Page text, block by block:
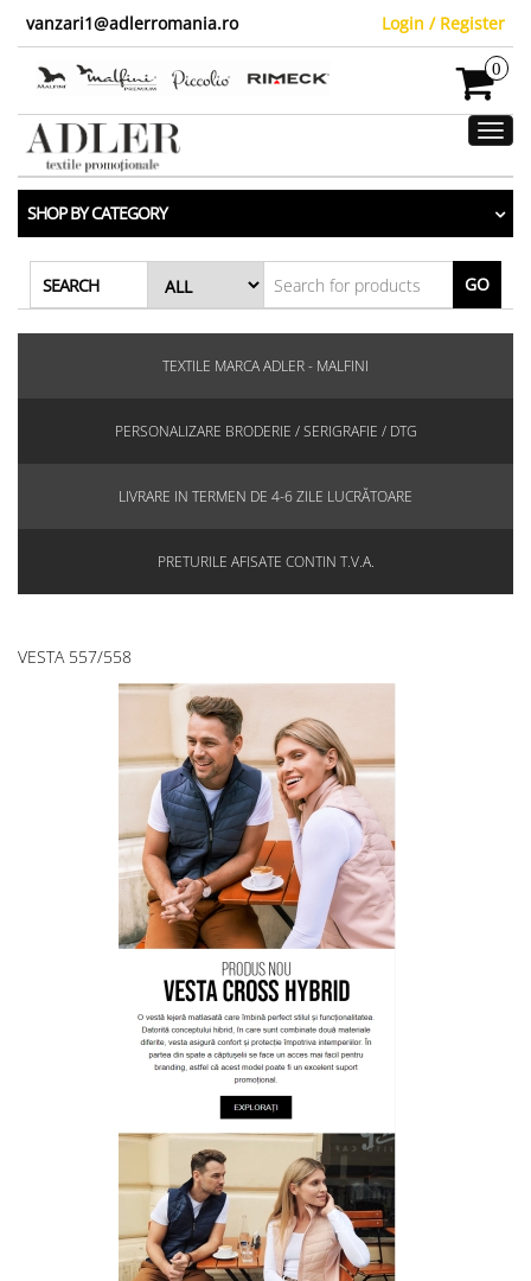
vanzari1@adlerromania.ro Login / Register
0
SHOP BY CATEGORY
SEARCH GO
TEXTILE MARCA ADLER - MALFINI
PERSONALIZARE BRODERIE / SERIGRAFIE / DTG
LIVRARE IN TERMEN DE 4-6 ZILE LUCRĂTOARE
PRETURILE AFISATE CONTIN T.V.A.
VESTA 557/558